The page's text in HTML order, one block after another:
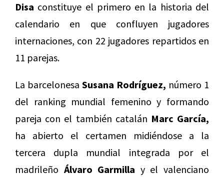
Disa constituye el primero en la historia del
calendario en que confluyen jugadores
internaciones, con 22 jugadores repartidos en
11 parejas.
La barcelonesa Susana Rodríguez, número 1
del ranking mundial femenino y formando
pareja con el también catalán Marc García,
ha abierto el certamen midiéndose a la
tercera dupla mundial integrada por el
madrileño Álvaro Garmilla y el valenciano